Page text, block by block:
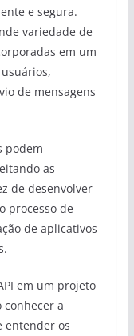
e segura.
variedade de
em um
de mensagens
podem
as
de desenvolver
processo de
de aplicativos
em um projeto
conhecer a
entender os